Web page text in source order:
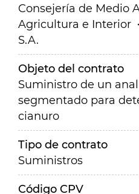
Consejería de Medio
Agricultura e Interior
S.A.
Objeto del contrato
Suministro de un
segmentado para
cianuro
Tipo de contrato
Suministros
Código CPV